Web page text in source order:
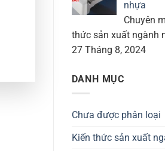
nhựa
Chuyên
thức sản xuất ngành
27 Tháng 8, 2024
DANH MỤC
Chưa được phân loại
Kiến thức sản xuất